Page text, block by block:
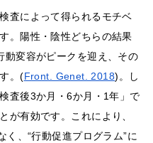
査によって得られるモチベ
。陽性・陰性どちらの結果
動変容がピークを迎え、その
。(Front. Genet. 2018)。し
査後3か月・6か月・1年」で
が有効です。これにより、
く、“行動促進プログラム”に